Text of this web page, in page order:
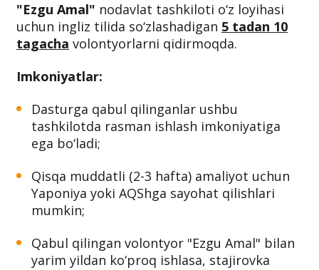
"Ezgu Amal" nodavlat tashkiloti o‘z loyihasi
uchun ingliz tilida so‘zlashadigan 5 tadan 10
tagacha volontyorlarni qidirmoqda.
Imkoniyatlar:
Dasturga qabul qilinganlar ushbu
tashkilotda rasman ishlash imkoniyatiga
ega bo‘ladi;
Qisqa muddatli (2-3 hafta) amaliyot uchun
Yaponiya yoki AQShga sayohat qilishlari
mumkin;
Qabul qilingan volontyor "Ezgu Amal" bilan
yarim yildan ko‘proq ishlasa, stajirovka